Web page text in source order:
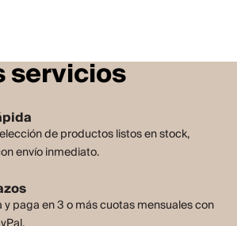
servicios
de productos listos en stock,
envío inmediato.
paga en 3 o más cuotas mensuales con